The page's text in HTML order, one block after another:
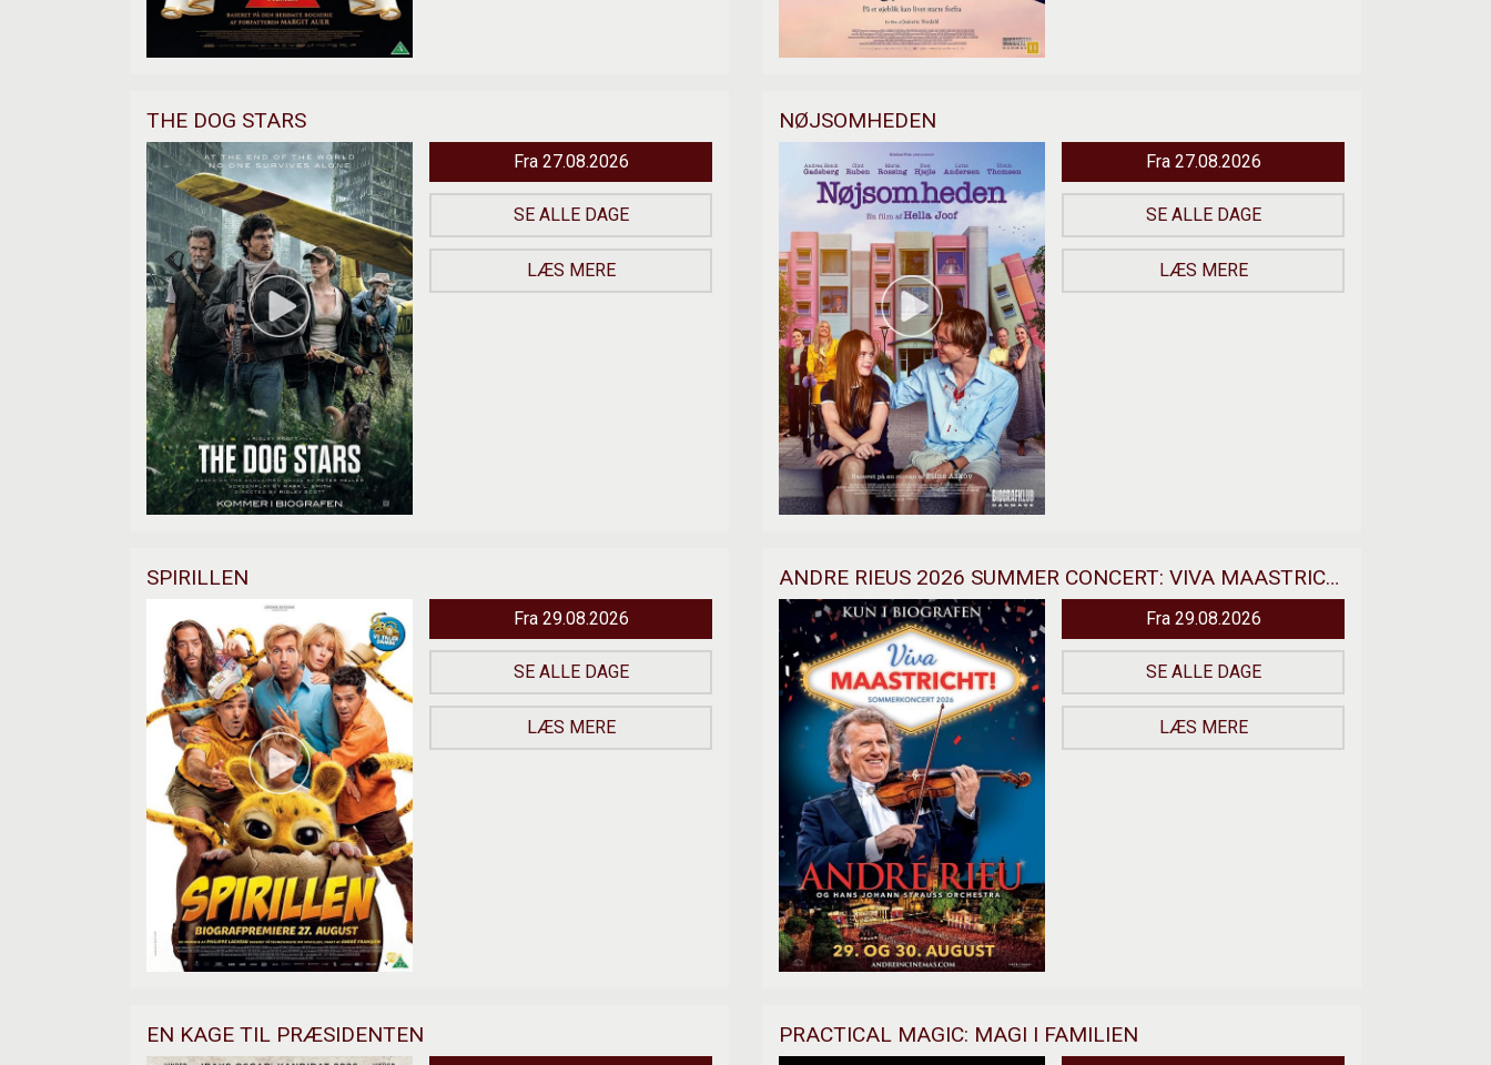
THE DOG STARS
Fra 27.08.2026
SE ALLE DAGE
LÆS MERE
NØJSOMHEDEN
Fra 27.08.2026
SE ALLE DAGE
LÆS MERE
SPIRILLEN
Fra 29.08.2026
SE ALLE DAGE
LÆS MERE
ANDRE RIEUS 2026 SUMMER CONCERT: VIVA MAASTRICHT!
Fra 29.08.2026
SE ALLE DAGE
LÆS MERE
EN KAGE TIL PRÆSIDENTEN PRACTICAL MAGIC: MAGI I FAMILIEN